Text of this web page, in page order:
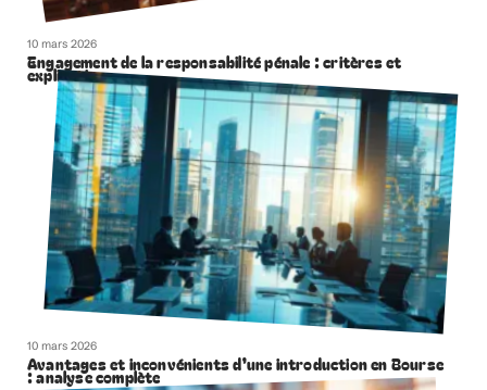
10 mars 2026
Engagement de la responsabilité pénale : critères et
explications
10 mars 2026
Avantages et inconvénients d’une introduction en Bourse
: analyse complète